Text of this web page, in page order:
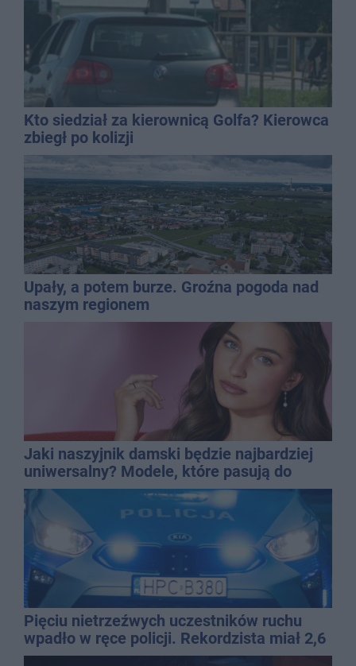
Kto siedział za kierownicą Golfa? Kierowca
zbiegł po kolizji
Upały, a potem burze. Groźna pogoda nad
naszym regionem
Jaki naszyjnik damski będzie najbardziej
uniwersalny? Modele, które pasują do
wielu stylizacji
Pięciu nietrzeźwych uczestników ruchu
wpadło w ręce policji. Rekordzista miał 2,6
promila